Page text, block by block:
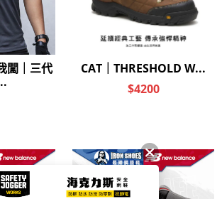
TikTok 台南店
TikTok 高雄店
TWD 繁體中文